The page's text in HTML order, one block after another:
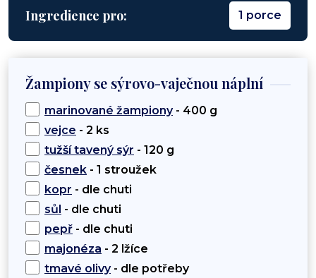
Ingredience pro: 1 porce
Žampiony se sýrovo-vaječnou náplní
marinované žampiony- 400 g
vejce - 2 ks
tužší tavený sýr - 120 g
česnek - 1 stroužek
kopr - dle chuti
sůl - dle chuti
pepř - dle chuti
majonéza - 2 lžíce
tmavé olivy- dle potřeby